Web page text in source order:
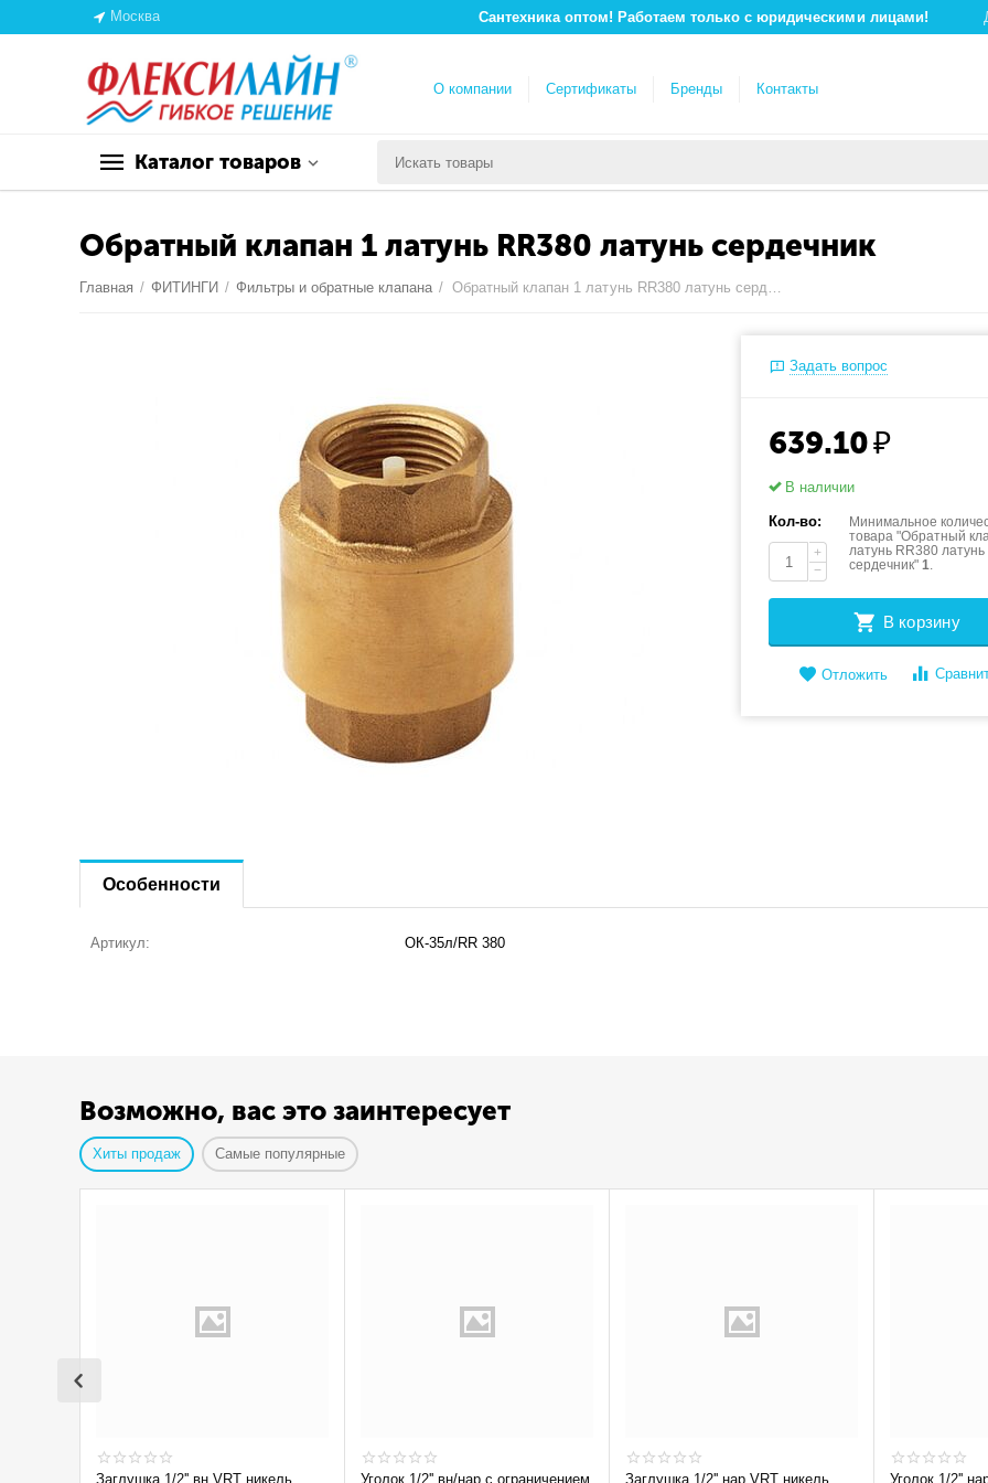
Москва Сантехника оптом! Работаем только с юридическими лицами!
О компании Сертификаты Бренды Контакты
Каталог товаров
Обратный клапан 1 латунь RR380 латунь сердечник
Главная / ФИТИНГИ / Фильтры и обратные клапана / Обратный клапан 1 латунь RR380 латунь сердечник
Задать вопрос
639.10₽
В наличии
Кол-во:
+
−
Минимальное
товара "Обратный
латунь RR380 латунь
сердечник"1.
В корзину
Отложить
Особенности
Артикул: ОК-35л/RR 380
Возможно, вас это заинтересует
Хиты продаж Самые популярные
Заглушка 1/2'' вн VRT никель Уголок 1/2'' вн/нар с ограничением Заглушка 1/2'' нар VRT никель Уголок 1/2''